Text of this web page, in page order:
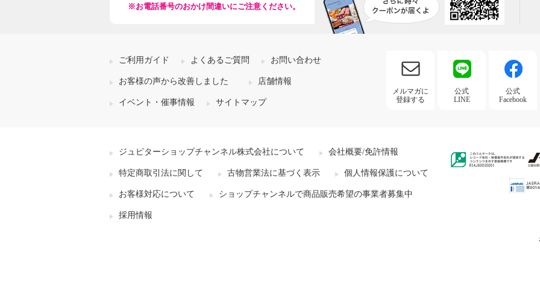
※お電話番号のおかけ間違いにご注意ください。
ご利用ガイド よくあるご質問 お問い合わせ
お客様の声から改善しました 店舗情報
イベント・催事情報 サイトマップ
メルマガに
登録する
公式
LINE
公式
Facebook
ジュピターショップチャンネル株式会社について 会社概要/免許情報
特定商取引法に関して 古物営業法に基づく表示 個人情報保護について
お客様対応について ショップチャンネルで商品販売希望の事業者募集中
採用情報